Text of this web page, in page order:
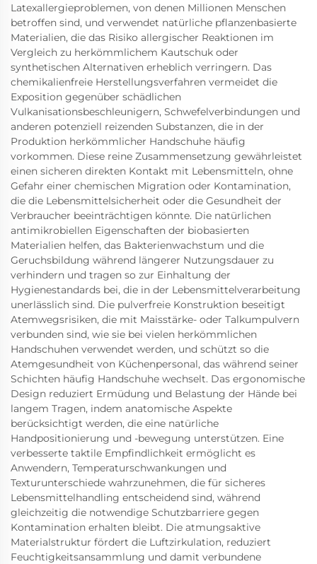
Latexallergieproblemen, von denen Millionen Menschen
betroffen sind, und verwendet natürliche pflanzenbasierte
Materialien, die das Risiko allergischer Reaktionen im
Vergleich zu herkömmlichem Kautschuk oder
synthetischen Alternativen erheblich verringern. Das
chemikalienfreie Herstellungsverfahren vermeidet die
Exposition gegenüber schädlichen
Vulkanisationsbeschleunigern, Schwefelverbindungen und
anderen potenziell reizenden Substanzen, die in der
Produktion herkömmlicher Handschuhe häufig
vorkommen. Diese reine Zusammensetzung gewährleistet
einen sicheren direkten Kontakt mit Lebensmitteln, ohne
Gefahr einer chemischen Migration oder Kontamination,
die die Lebensmittelsicherheit oder die Gesundheit der
Verbraucher beeinträchtigen könnte. Die natürlichen
antimikrobiellen Eigenschaften der biobasierten
Materialien helfen, das Bakterienwachstum und die
Geruchsbildung während längerer Nutzungsdauer zu
verhindern und tragen so zur Einhaltung der
Hygienestandards bei, die in der Lebensmittelverarbeitung
unerlässlich sind. Die pulverfreie Konstruktion beseitigt
Atemwegsrisiken, die mit Maisstärke- oder Talkumpulvern
verbunden sind, wie sie bei vielen herkömmlichen
Handschuhen verwendet werden, und schützt so die
Atemgesundheit von Küchenpersonal, das während seiner
Schichten häufig Handschuhe wechselt. Das ergonomische
Design reduziert Ermüdung und Belastung der Hände bei
langem Tragen, indem anatomische Aspekte
berücksichtigt werden, die eine natürliche
Handpositionierung und -bewegung unterstützen. Eine
verbesserte taktile Empfindlichkeit ermöglicht es
Anwendern, Temperaturschwankungen und
Texturunterschiede wahrzunehmen, die für sicheres
Lebensmittelhandling entscheidend sind, während
gleichzeitig die notwendige Schutzbarriere gegen
Kontamination erhalten bleibt. Die atmungsaktive
Materialstruktur fördert die Luftzirkulation, reduziert
Feuchtigkeitsansammlung und damit verbundene